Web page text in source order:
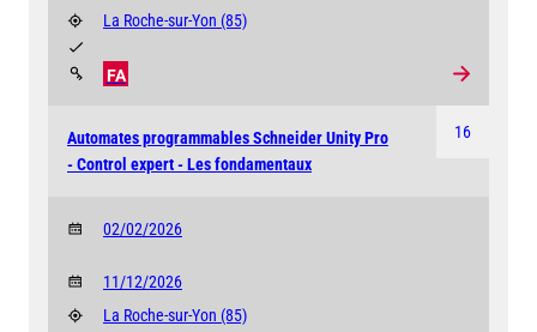
La Roche-sur-Yon (85)
FA
16
Automates programmables Schneider Unity Pro
- Control expert - Les fondamentaux
02/02/2026
11/12/2026
La Roche-sur-Yon (85)